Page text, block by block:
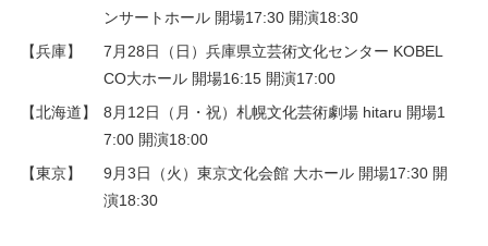
ンサートホール 開場17:30 開演18:30
【兵庫】
7月28日（日）兵庫県立芸術文化センター KOBEL
CO大ホール 開場16:15 開演17:00
【北海道】
8月12日（月・祝）札幌文化芸術劇場 hitaru 開場1
7:00 開演18:00
【東京】
9月3日（火）東京文化会館 大ホール 開場17:30 開
演18:30